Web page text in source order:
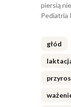
piersią
Pediatria
głód